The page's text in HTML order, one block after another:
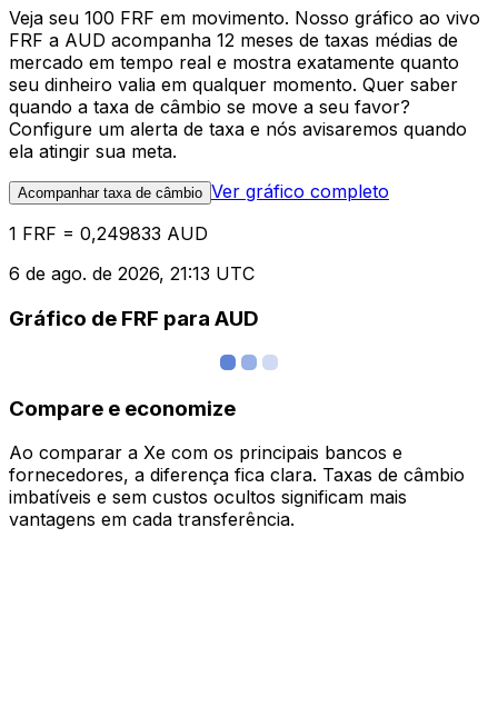
Veja seu 100 FRF em movimento. Nosso gráfico ao vivo
FRF a AUD acompanha 12 meses de taxas médias de
mercado em tempo real e mostra exatamente quanto
seu dinheiro valia em qualquer momento. Quer saber
quando a taxa de câmbio se move a seu favor?
Configure um alerta de taxa e nós avisaremos quando
ela atingir sua meta.
Acompanhar taxa de câmbio Ver gráfico completo
1 FRF = 0,249833 AUD
6 de ago. de 2026, 21:13 UTC
Gráfico de FRF para AUD
Compare e economize
Ao comparar a Xe com os principais bancos e
fornecedores, a diferença fica clara. Taxas de câmbio
imbatíveis e sem custos ocultos significam mais
vantagens em cada transferência.